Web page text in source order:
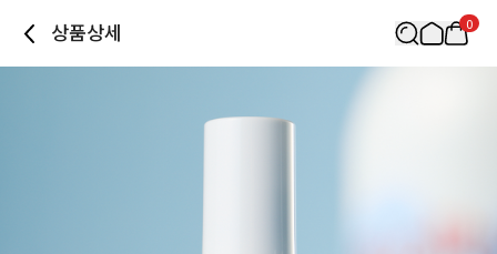
상품상세 0